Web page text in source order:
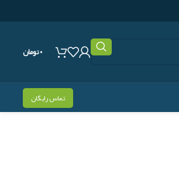
۰تومان
تماس رایگان